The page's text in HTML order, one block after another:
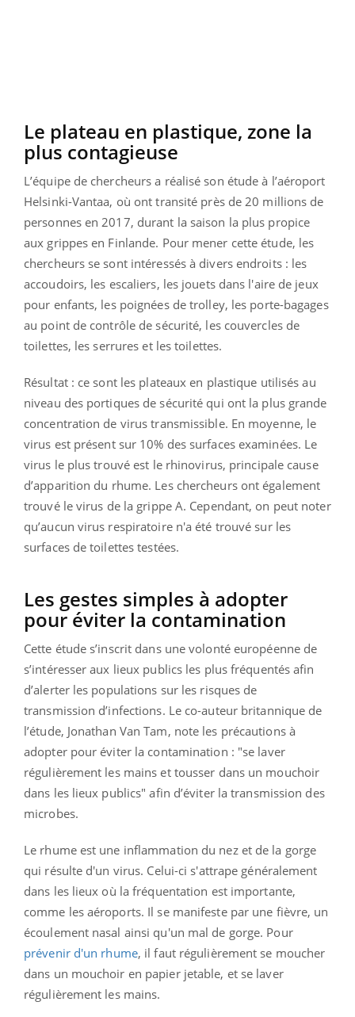
Le plateau en plastique, zone la
plus contagieuse
L’équipe de chercheurs a réalisé son étude à l’aéroport
Helsinki-Vantaa, où ont transité près de 20 millions de
personnes en 2017, durant la saison la plus propice
aux grippes en Finlande. Pour mener cette étude, les
chercheurs se sont intéressés à divers endroits : les
accoudoirs, les escaliers, les jouets dans l'aire de jeux
pour enfants, les poignées de trolley, les porte-bagages
au point de contrôle de sécurité, les couvercles de
toilettes, les serrures et les toilettes.
Résultat : ce sont les plateaux en plastique utilisés au
niveau des portiques de sécurité qui ont la plus grande
concentration de virus transmissible. En moyenne, le
virus est présent sur 10% des surfaces examinées. Le
virus le plus trouvé est le rhinovirus, principale cause
d’apparition du rhume. Les chercheurs ont également
trouvé le virus de la grippe A. Cependant, on peut noter
qu’aucun virus respiratoire n'a été trouvé sur les
surfaces de toilettes testées.
Les gestes simples à adopter
pour éviter la contamination
Cette étude s’inscrit dans une volonté européenne de
s’intéresser aux lieux publics les plus fréquentés afin
d’alerter les populations sur les risques de
transmission d’infections. Le co-auteur britannique de
l’étude, Jonathan Van Tam, note les précautions à
adopter pour éviter la contamination : "se laver
régulièrement les mains et tousser dans un mouchoir
dans les lieux publics" afin d’éviter la transmission des
microbes.
Le rhume est une inflammation du nez et de la gorge
qui résulte d'un virus. Celui-ci s'attrape généralement
dans les lieux où la fréquentation est importante,
comme les aéroports. Il se manifeste par une fièvre, un
écoulement nasal ainsi qu'un mal de gorge. Pour
prévenir d'un rhume, il faut régulièrement se moucher
dans un mouchoir en papier jetable, et se laver
régulièrement les mains.